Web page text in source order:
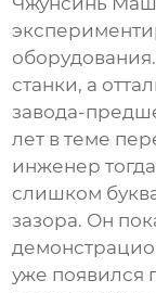
станки, а
завода-
лет в теме
инженер
слишком
зазора. Он
уже появился